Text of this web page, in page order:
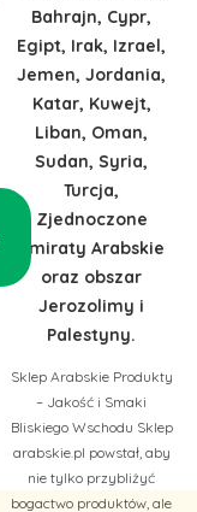
Bahrajn, Cypr,
Egipt, Irak, Izrael,
Jemen, Jordania,
Katar, Kuwejt,
Liban, Oman,
Sudan, Syria,
Turcja,
Zjednoczone
Emiraty Arabskie
oraz obszar
Jerozolimy i
Palestyny.
Sklep Arabskie Produkty
– Jakość i Smaki
Bliskiego Wschodu Sklep
arabskie.pl powstał, aby
nie tylko przybliżyć
bogactwo produktów, ale